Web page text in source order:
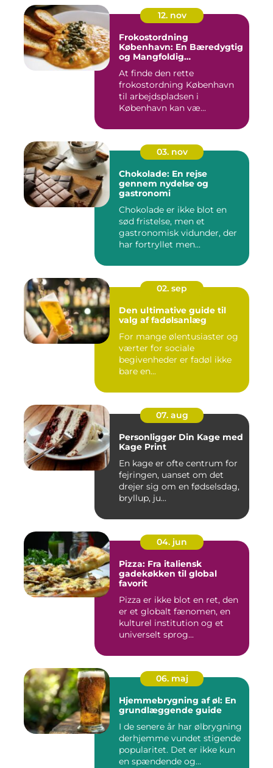
12. nov
Frokostordning
København: En Bæredygtig
og Mangfoldig
At finde den rette
frokostordning København
til arbejdspladsen i
København kan væ...
03. nov
Chokolade: En rejse
gennem nydelse og
gastronomi
Chokolade er ikke blot en
sød fristelse, men et
gastronomisk vidunder, der
har fortryllet men...
02. sep
Den ultimative guide til
valg af fadølsanlæg
For mange ølentusiaster og
værter for sociale
begivenheder er fadøl ikke
bare en...
07. aug
Personliggør Din Kage med
Kage Print
En kage er ofte centrum for
fejringen, uanset om det
drejer sig om en fødselsdag,
bryllup, ju...
04. jun
Pizza: Fra italiensk
gadekøkken til global
favorit
Pizza er ikke blot en ret, den
er et globalt fænomen, en
kulturel institution og et
universelt sprog...
06. maj
Hjemmebrygning af øl: En
grundlæggende guide
I de senere år har ølbrygning
derhjemme vundet stigende
popularitet. Det er ikke kun
en spændende og...